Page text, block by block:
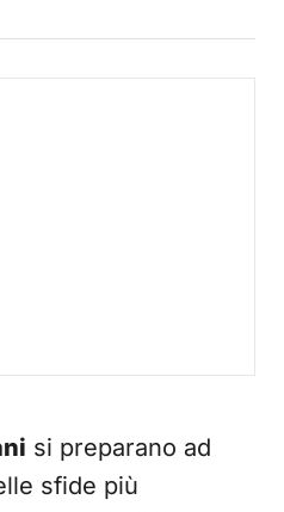
si preparano ad
sfide più